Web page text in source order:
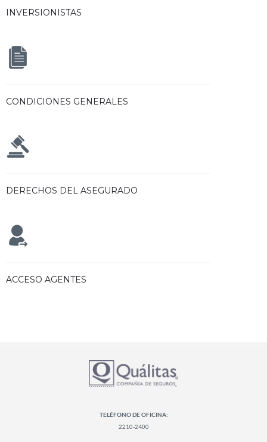
INVERSIONISTAS
CONDICIONES GENERALES
DERECHOS DEL ASEGURADO
ACCESO AGENTES
TELÉFONO DE OFICINA:
2210-2400